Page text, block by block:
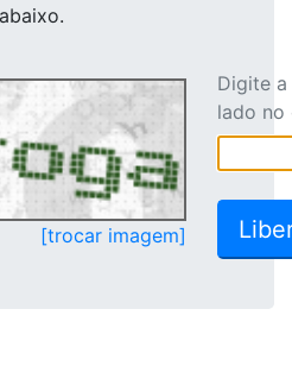
[trocar imagem]
Digite
lado no